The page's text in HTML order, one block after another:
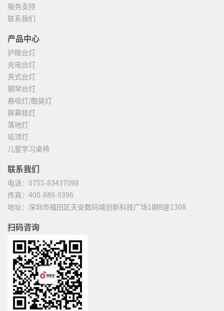
服务支持
联系我们
产品中心
护眼台灯
充电台灯
夹式台灯
钢琴台灯
悬吸灯/酷毙灯
屏幕挂灯
落地灯
吸顶灯
儿童学习桌椅
联系我们
电话： 0755-83437098
传真： 400-889-9396
地址： 深圳市福田区天安数码城创新科技广场1期B座1308
扫码咨询